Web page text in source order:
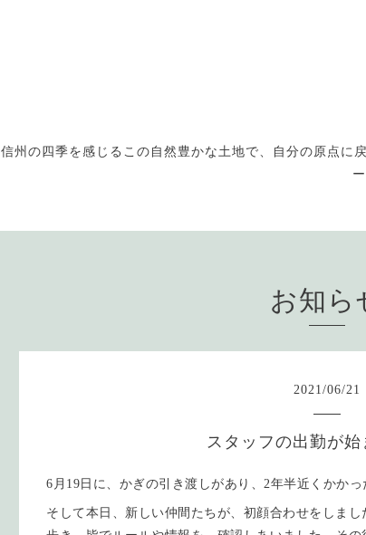
信州の四季を感じるこの自然豊かな土地で、自分の原点に
お知ら
2021/06/21
スタッフの出勤が始
6月19日に、かぎの引き渡しがあり、2年半近くかかっ
そして本日、新しい仲間たちが、初顔合わせをしま